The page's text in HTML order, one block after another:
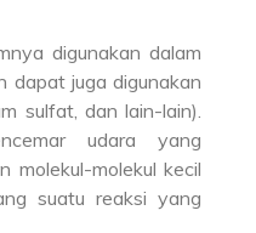
digunakan dalam
dapat juga digunakan
sulfat, dan lain-lain).
udara yang
molekul-molekul kecil
suatu reaksi yang